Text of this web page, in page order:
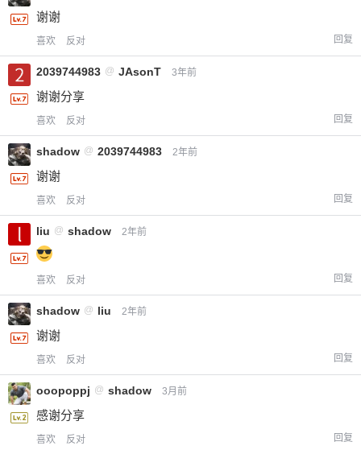
谢谢
喜欢 反对 回复
2039744983 @ JAsonT 3年前
谢谢分享
喜欢 反对 回复
shadow @ 2039744983 2年前
谢谢
喜欢 反对 回复
liu @ shadow 2年前
喜欢 反对 回复
shadow @ liu 2年前
谢谢
喜欢 反对 回复
ooopoppj @ shadow 3月前
感谢分享
喜欢 反对 回复